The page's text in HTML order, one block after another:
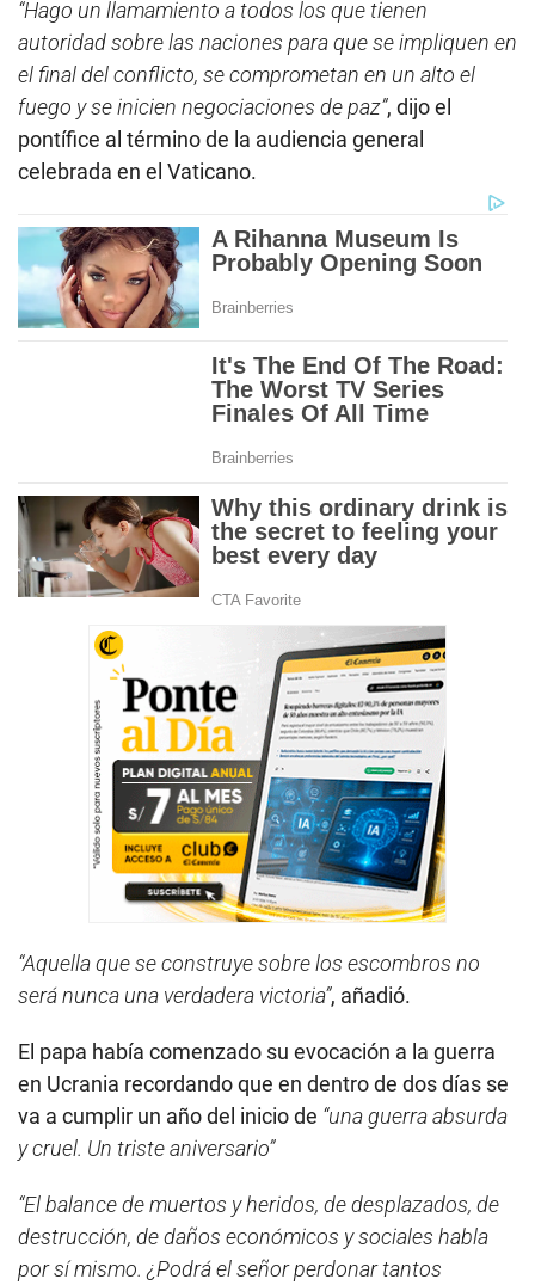
“Hago un llamamiento a todos los que tienen
autoridad sobre las naciones para que se impliquen en
el final del conflicto, se comprometan en un alto el
fuego y se inicien negociaciones de paz”, dijo el
pontífice al término de la audiencia general
celebrada en el Vaticano.
“Aquella que se construye sobre los escombros no
será nunca una verdadera victoria”, añadió.
El papa había comenzado su evocación a la guerra
en Ucrania recordando que en dentro de dos días se
va a cumplir un año del inicio de “una guerra absurda
y cruel. Un triste aniversario”
“El balance de muertos y heridos, de desplazados, de
destrucción, de daños económicos y sociales habla
por sí mismo. ¿Podrá el señor perdonar tantos